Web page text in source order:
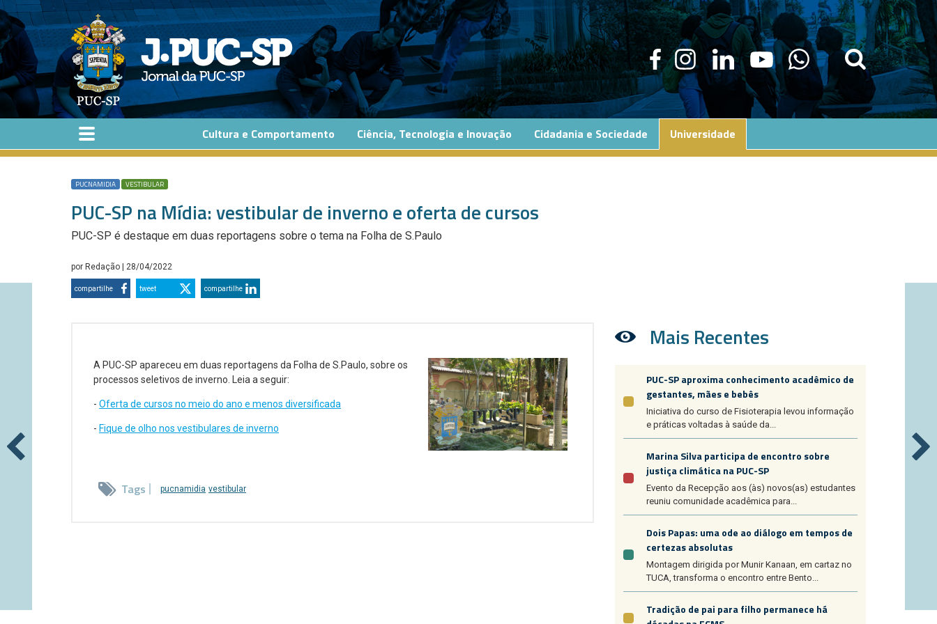
Pular para o conteúdo principal
Cultura e Comportamento Ciência, Tecnologia e Inovação Cidadania e Sociedade Universidade
PUCNAMIDIA VESTIBULAR
PUC-SP na Mídia: vestibular de inverno e oferta de cursos
PUC-SP é destaque em duas reportagens sobre o tema na Folha de S.Paulo
por Redação | 28/04/2022
compartilhe tweet compartilhe
A PUC-SP apareceu em duas reportagens da Folha de S.Paulo, sobre os
processos seletivos de inverno. Leia a seguir:
- Oferta de cursos no meio do ano e menos diversificada
- Fique de olho nos vestibulares de inverno
Tags pucnamidia vestibular
Mais Recentes
PUC-SP aproxima conhecimento acadêmico de
gestantes, mães e bebês
Iniciativa do curso de Fisioterapia levou informação
e práticas voltadas à saúde da...
Marina Silva participa de encontro sobre
justiça climática na PUC-SP
Evento da Recepção aos (às) novos(as) estudantes
reuniu comunidade acadêmica para...
Dois Papas: uma ode ao diálogo em tempos de
certezas absolutas
Montagem dirigida por Munir Kanaan, em cartaz no
TUCA, transforma o encontro entre Bento...
Tradição de pai para filho permanece há